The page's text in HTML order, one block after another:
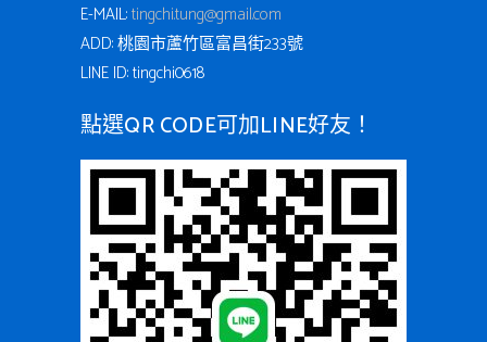
E-MAIL:tingchi.tung@gmail.com
ADD: 桃園市蘆竹區富昌街233號
LINE ID: tingchi0618
點選QR CODE可加LINE好友！